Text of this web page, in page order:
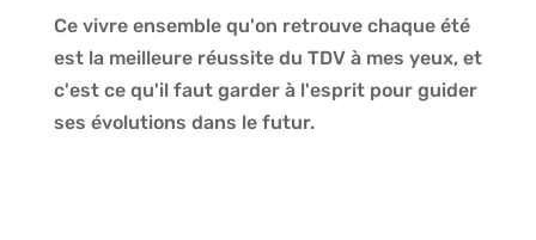
Ce vivre ensemble qu'on retrouve chaque été
est la meilleure réussite du TDV à mes yeux, et
c'est ce qu'il faut garder à l'esprit pour guider
ses évolutions dans le futur.